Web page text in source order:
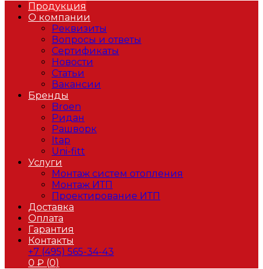
Продукция
О компании
Реквизиты
Вопросы и ответы
Сертификаты
Новости
Статьи
Вакансии
Бренды
Broen
Ридан
Рашворк
Itap
Uni-fitt
Услуги
Монтаж систем отопления
Монтаж ИТП
Проектирование ИТП
Доставка
Оплата
Гарантия
Контакты
+7 (495) 565-34-43
0 ₽ (0)